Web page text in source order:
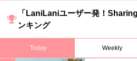
「LaniLaniユーザー発！
ンキング
Today Weekly